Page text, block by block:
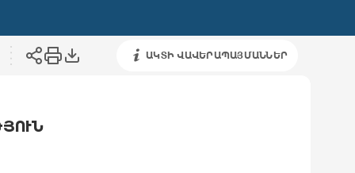
ԱԿՏԻ ՎԱՎԵՐԱՊԱՅՄԱՆՆԵՐ